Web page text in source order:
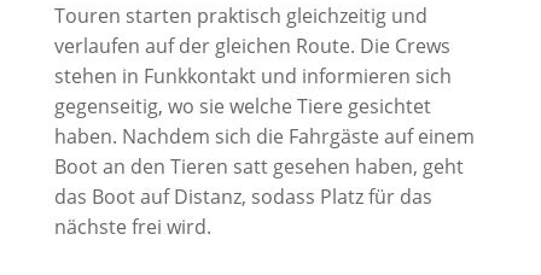
Touren starten praktisch gleichzeitig und
verlaufen auf der gleichen Route. Die Crews
stehen in Funkkontakt und informieren sich
gegenseitig, wo sie welche Tiere gesichtet
haben. Nachdem sich die Fahrgäste auf einem
Boot an den Tieren satt gesehen haben, geht
das Boot auf Distanz, sodass Platz für das
nächste frei wird.